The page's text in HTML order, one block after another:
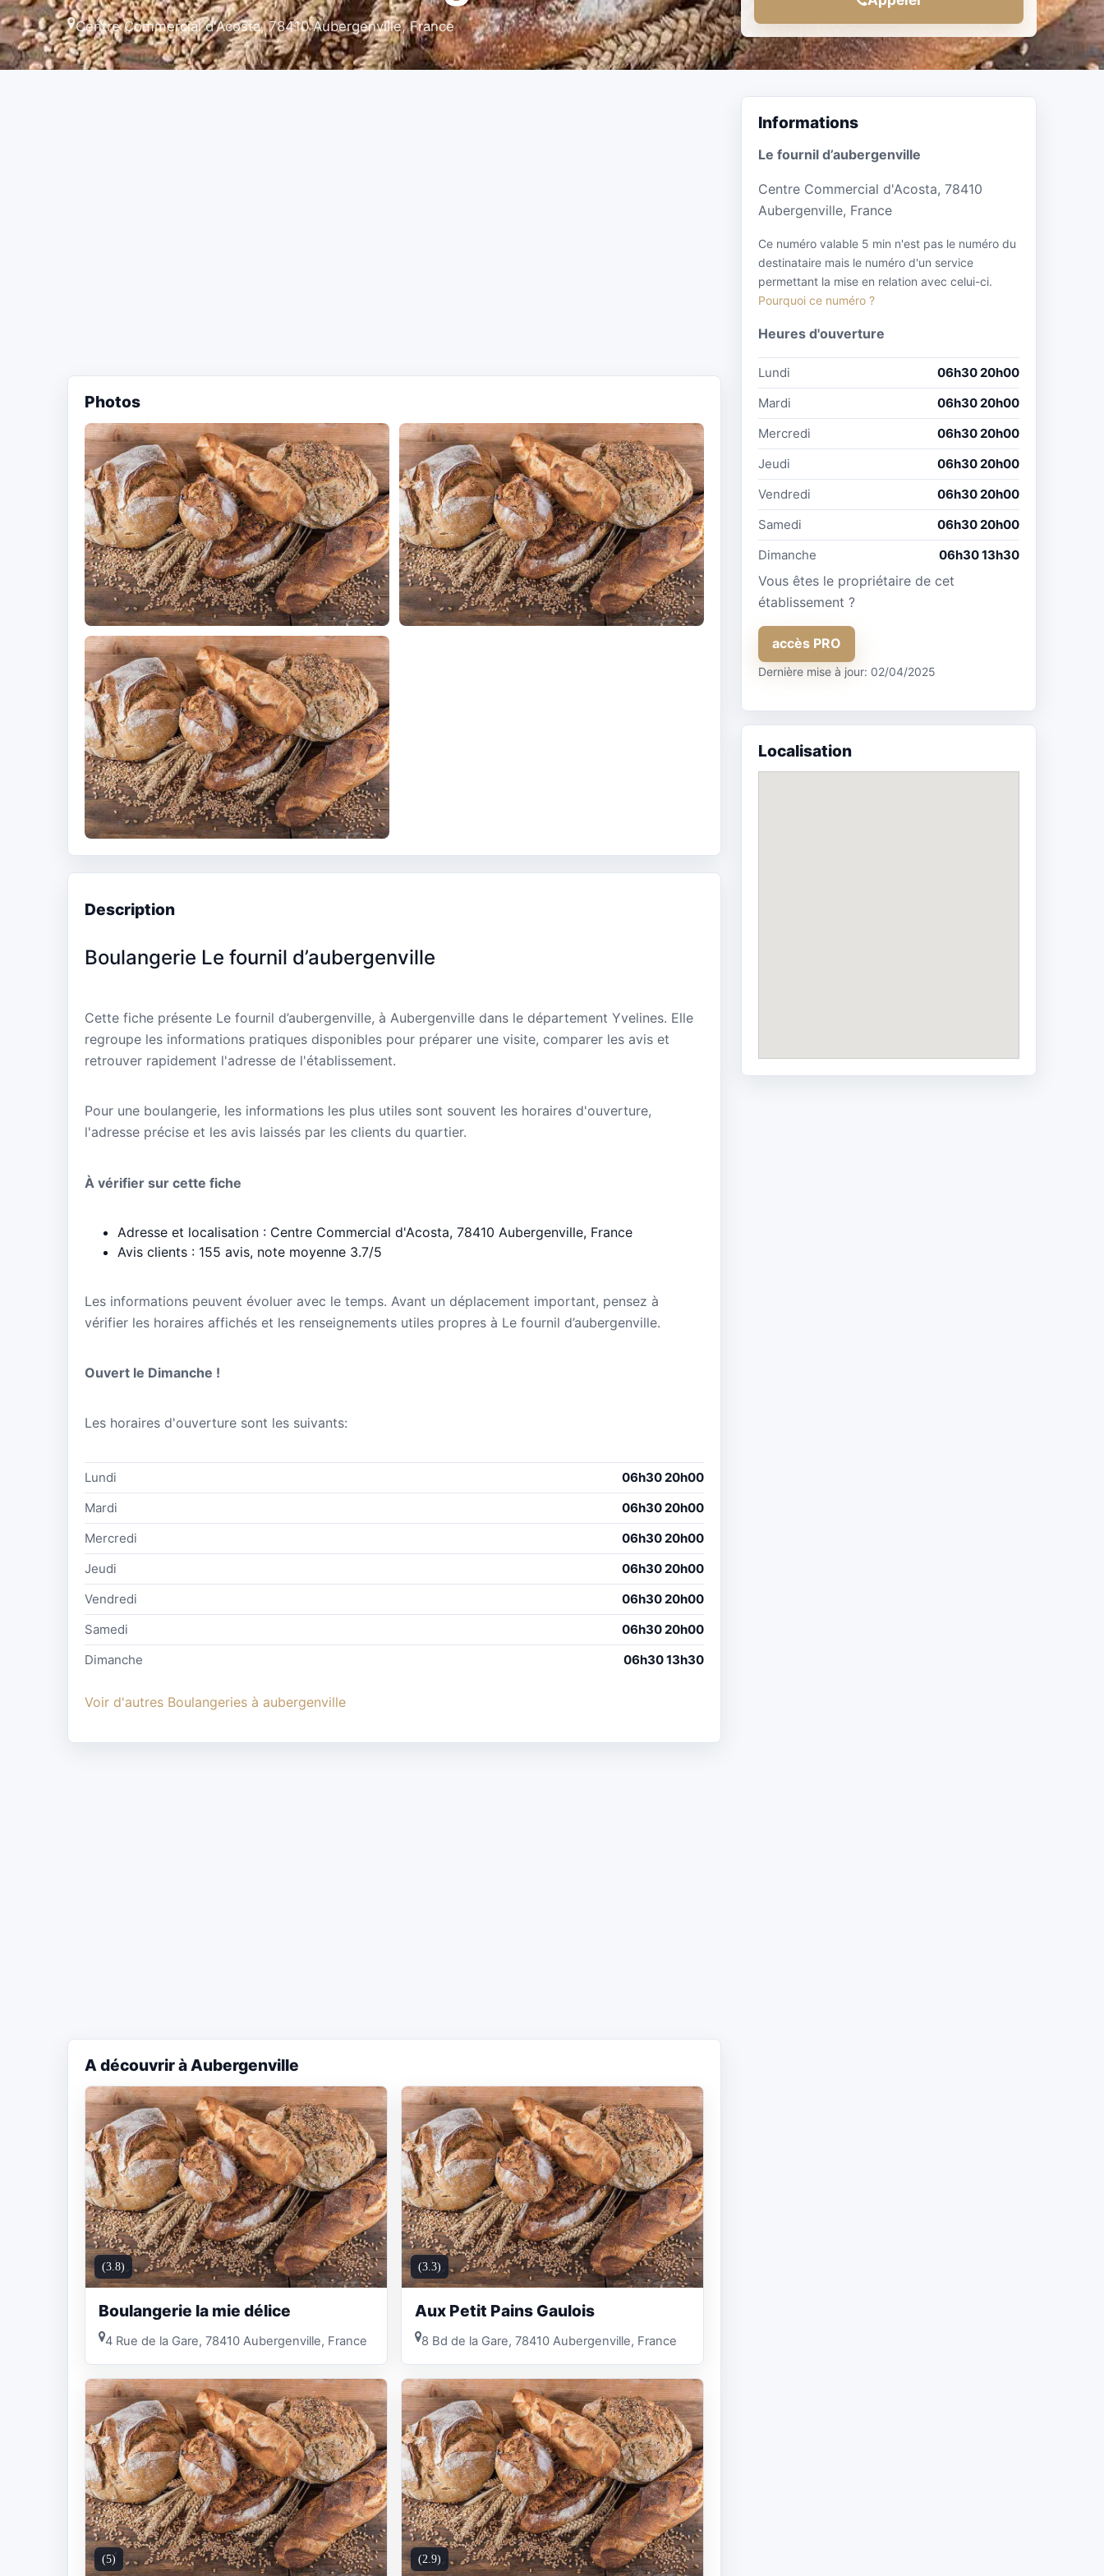
Centre Commercial d'Acosta, 78410 Aubergenville, France
Photos
Description
Boulangerie Le fournil d’aubergenville
Cette fiche présente Le fournil d’aubergenville, à Aubergenville dans le département Yvelines. Elle
regroupe les informations pratiques disponibles pour préparer une visite, comparer les avis et
retrouver rapidement l'adresse de l'établissement.
Pour une boulangerie, les informations les plus utiles sont souvent les horaires d'ouverture,
l'adresse précise et les avis laissés par les clients du quartier.
À vérifier sur cette fiche
Adresse et localisation : Centre Commercial d'Acosta, 78410 Aubergenville, France
Avis clients : 155 avis, note moyenne 3.7/5
Les informations peuvent évoluer avec le temps. Avant un déplacement important, pensez à
vérifier les horaires affichés et les renseignements utiles propres à Le fournil d’aubergenville.
Ouvert le Dimanche !
Les horaires d'ouverture sont les suivants:
Lundi
06h30 20h00
Mardi
06h30 20h00
Mercredi
06h30 20h00
Jeudi
06h30 20h00
Vendredi
06h30 20h00
Samedi
06h30 20h00
Dimanche
06h30 13h30
Voir d'autres Boulangeries à aubergenville
A découvrir à Aubergenville
(3.8)
Boulangerie la mie délice
4 Rue de la Gare, 78410 Aubergenville, France
(3.3)
Aux Petit Pains Gaulois
8 Bd de la Gare, 78410 Aubergenville, France
(5) (2.9)
Informations
Le fournil d’aubergenville
Centre Commercial d'Acosta, 78410
Aubergenville, France
Ce numéro valable 5 min n'est pas le numéro du
destinataire mais le numéro d'un service
permettant la mise en relation avec celui-ci.
Pourquoi ce numéro ?
Heures d'ouverture
Lundi
06h30 20h00
Mardi
06h30 20h00
Mercredi
06h30 20h00
Jeudi
06h30 20h00
Vendredi
06h30 20h00
Samedi
06h30 20h00
Dimanche
06h30 13h30
Vous êtes le propriétaire de cet
établissement ?
accès PRO
Dernière mise à jour: 02/04/2025
Localisation